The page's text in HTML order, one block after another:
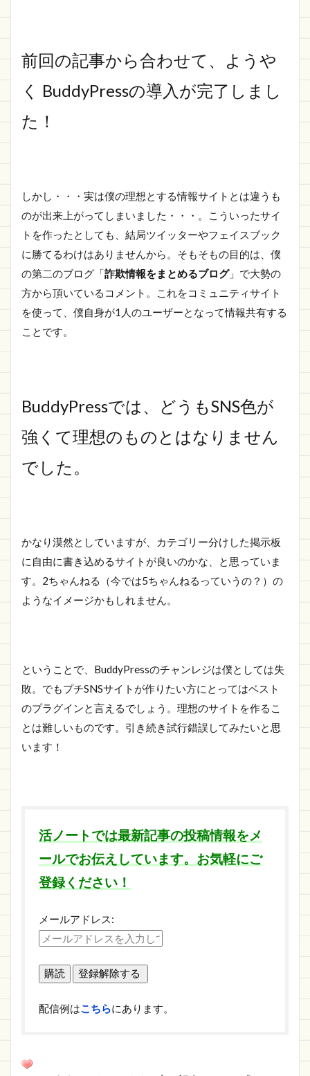
前回の記事から合わせて、ようや
く BuddyPressの導入が完了しまし
た！
しかし・・・実は僕の理想とする情報サイトとは違うも
のが出来上がってしまいました・・・。こういったサイ
トを作ったとしても、結局ツイッターやフェイスブック
に勝てるわけはありませんから。そもそもの目的は、僕
の第二のブログ「詐欺情報をまとめるブログ」で大勢の
方から頂いているコメント。これをコミュニティサイト
を使って、僕自身が1人のユーザーとなって情報共有する
ことです。
BuddyPressでは、どうもSNS色が
強くて理想のものとはなりません
でした。
かなり漠然としていますが、カテゴリー分けした掲示板
に自由に書き込めるサイトが良いのかな、と思っていま
す。2ちゃんねる（今では5ちゃんねるっていうの？）の
ようなイメージかもしれません。
ということで、BuddyPressのチャンレジは僕としては失
敗。でもプチSNSサイトが作りたい方にとってはベスト
のプラグインと言えるでしょう。理想のサイトを作るこ
とは難しいものです。引き続き試行錯誤してみたいと思
います！
活ノートでは最新記事の投稿情報をメ
ールでお伝えしています。お気軽にご
登録ください！
メールアドレス:
配信例はこちらにあります。